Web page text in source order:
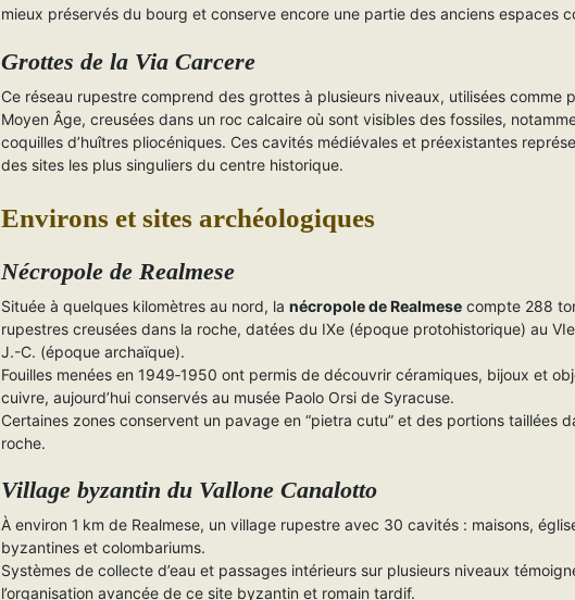
mieux préservés du bourg et conserve encore une partie des anciens espaces
Grottes de la Via Carcere
Ce réseau rupestre comprend des grottes à plusieurs niveaux, utilisées comme
Moyen Âge, creusées dans un roc calcaire où sont visibles des fossiles,
coquilles d’huîtres pliocéniques. Ces cavités médiévales et préexistantes
des sites les plus singuliers du centre historique.
Environs et sites archéologiques
Nécropole de Realmese
Située à quelques kilomètres au nord, lanécropole de Realmese compte 288
rupestres creusées dans la roche, datées du IXe (époque protohistorique) au
J.-C. (époque archaïque).
Fouilles menées en 1949‑1950 ont permis de découvrir céramiques, bijoux et
cuivre, aujourd’hui conservés au musée Paolo Orsi de Syracuse.
Certaines zones conservent un pavage en “pietra cutu” et des portions taillées
roche.
Village byzantin du Vallone Canalotto
À environ 1 km de Realmese, un village rupestre avec 30 cavités : maisons,
byzantines et colombariums.
Systèmes de collecte d’eau et passages intérieurs sur plusieurs niveaux
l’organisation avancée de ce site byzantin et romain tardif.